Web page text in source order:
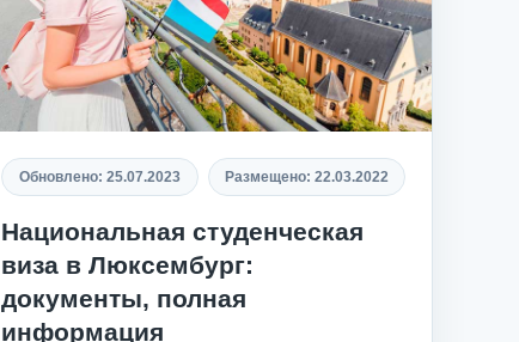
Обновлено: 25.07.2023 Размещено: 22.03.2022
Национальная студенческая
виза в Люксембург:
документы, полная
информация